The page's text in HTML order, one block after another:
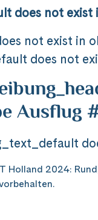
does not
not exist in
does not
Ausflug
Holland 2024: